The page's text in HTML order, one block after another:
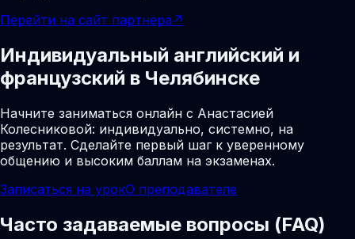
Перейти на сайт партнера ↗
Индивидуальный английский и
французский в Челябинске
Начните заниматься онлайн с Анастасией
Колесниковой: индивидуально, системно, на
результат. Сделайте первый шаг к уверенному
общению и высоким баллам на экзаменах.
Записаться на урокО преподавателе
Часто задаваемые вопросы (FAQ)